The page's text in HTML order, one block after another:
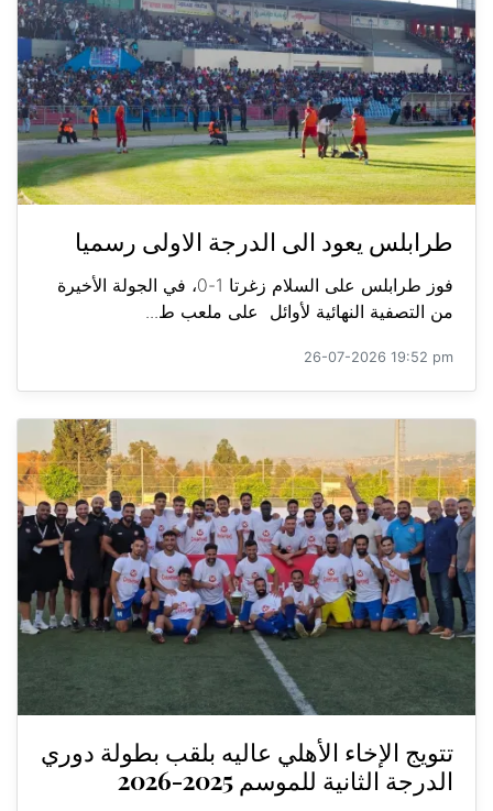
طرابلس يعود الى الدرجة الاولى رسميا
فوز طرابلس على السلام زغرتا 1-0، في الجولة الأخيرة
من التصفية النهائية لأوائل على ملعب ط...
26-07-2026 19:52 pm
تتويج الإخاء الأهلي عاليه بلقب بطولة دوري
الدرجة الثانية للموسم 2025-2026